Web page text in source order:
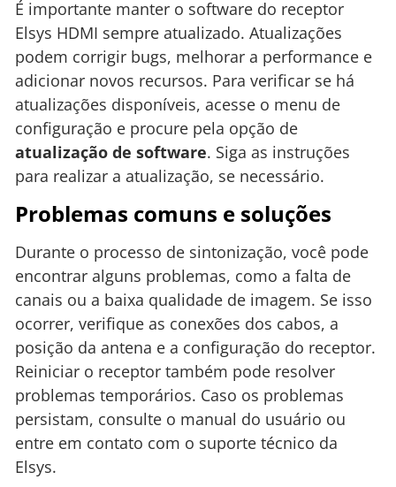
É importante manter o software do receptor
Elsys HDMI sempre atualizado. Atualizações
podem corrigir bugs, melhorar a performance e
adicionar novos recursos. Para verificar se há
atualizações disponíveis, acesse o menu de
configuração e procure pela opção de
atualização de software. Siga as instruções
para realizar a atualização, se necessário.
Problemas comuns e soluções
Durante o processo de sintonização, você pode
encontrar alguns problemas, como a falta de
canais ou a baixa qualidade de imagem. Se isso
ocorrer, verifique as conexões dos cabos, a
posição da antena e a configuração do receptor.
Reiniciar o receptor também pode resolver
problemas temporários. Caso os problemas
persistam, consulte o manual do usuário ou
entre em contato com o suporte técnico da
Elsys.